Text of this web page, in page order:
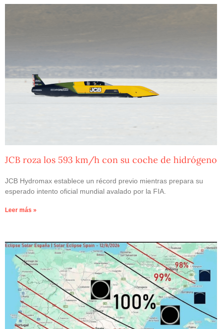
JCB roza los 593 km/h con su coche de hidrógeno
JCB Hydromax establece un récord previo mientras prepara su
esperado intento oficial mundial avalado por la FIA.
Leer más »